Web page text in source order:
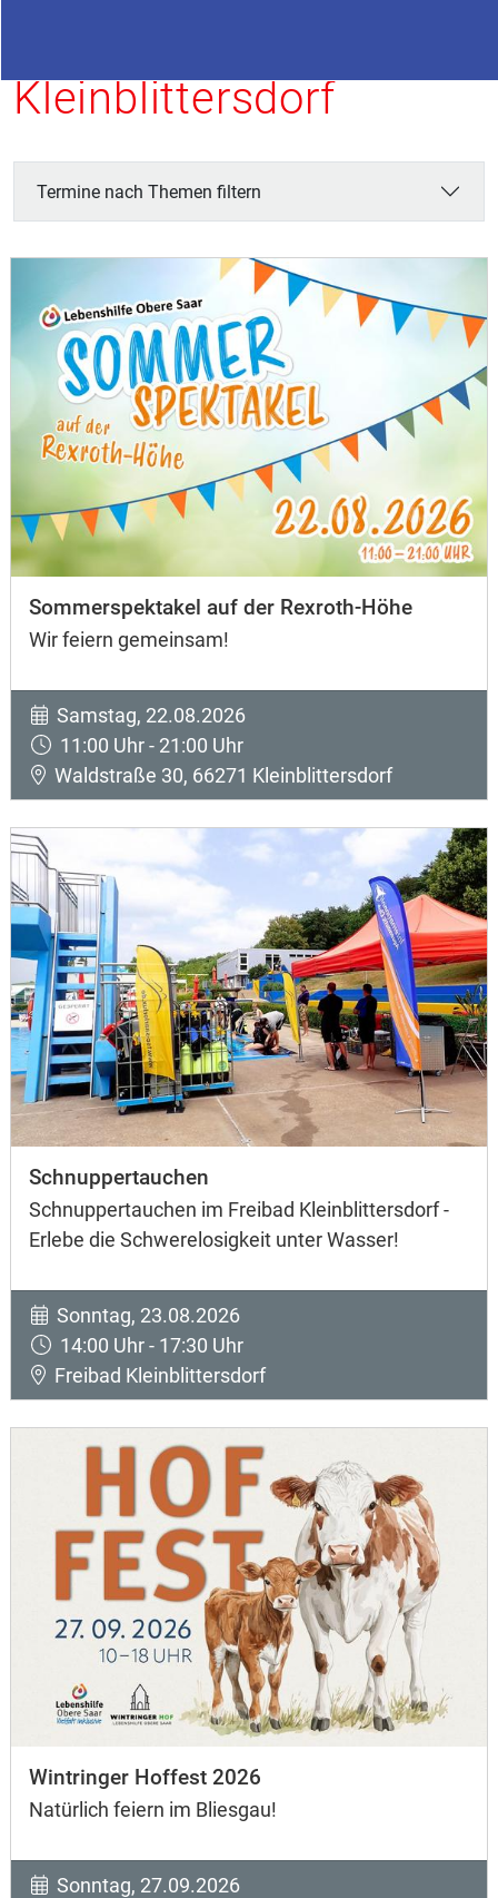
Kleinblittersdorf
Termine nach Themen filtern
Sommerspektakel auf der Rexroth-Höhe
Wir feiern gemeinsam!
Samstag, 22.08.2026
11:00 Uhr - 21:00 Uhr
Waldstraße 30, 66271 Kleinblittersdorf
Schnuppertauchen
Schnuppertauchen im Freibad Kleinblittersdorf -
Erlebe die Schwerelosigkeit unter Wasser!
Sonntag, 23.08.2026
14:00 Uhr - 17:30 Uhr
Freibad Kleinblittersdorf
Wintringer Hoffest 2026
Natürlich feiern im Bliesgau!
Sonntag, 27.09.2026